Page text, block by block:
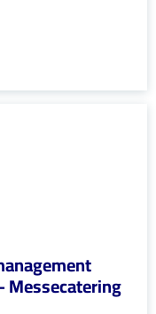
Messecatering